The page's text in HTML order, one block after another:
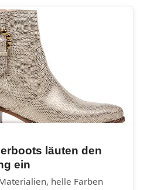
läuten den
ein
helle Farben